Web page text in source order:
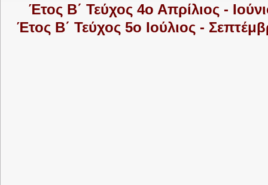
Έτος Β΄ Τεύχος 4ο Απρίλιος -
Έτος Β΄ Τεύχος 5ο Ιούλιος -